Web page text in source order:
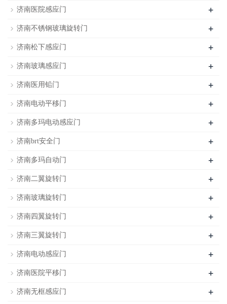
济南医院感应门 +
济南不锈钢玻璃旋转门 +
济南松下感应门 +
济南玻璃感应门 +
济南医用铅门 +
济南电动平移门 +
济南多玛电动感应门 +
济南brt安全门 +
济南多玛自动门 +
济南二翼旋转门 +
济南玻璃旋转门 +
济南四翼旋转门 +
济南三翼旋转门 +
济南电动感应门 +
济南医院平移门 +
济南无框感应门 +